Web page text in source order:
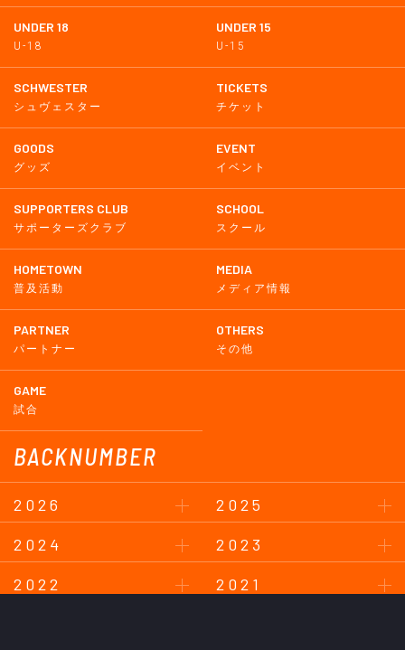
UNDER 18
U-18
UNDER 15
U-15
SCHWESTER
シュヴェスター
TICKETS
チケット
GOODS
グッズ
EVENT
イベント
SUPPORTERS CLUB
サポーターズクラブ
SCHOOL
スクール
HOMETOWN
普及活動
MEDIA
メディア情報
PARTNER
パートナー
OTHERS
その他
GAME
試合
BACKNUMBER
2026
2025
2024
2023
2022
2021